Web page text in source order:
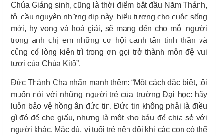
Chúa Giáng sinh, cũng là thời điểm bắt đầu Năm Thánh,
tôi cầu nguyện những dịp này, biểu tượng cho cuộc sống
mới, hy vọng và hoà giải, sẽ mang đến cho mỗi người
trong anh chị em những cơ hội canh tân tinh thần và
củng cố lòng kiên trì trong ơn gọi trở thành môn đệ vui
tươi của Chúa Kitô”.
Đức Thánh Cha nhấn mạnh thêm: “Một cách đặc biệt, tôi
muốn nói với những người trẻ của trường Đại học: hãy
luôn bảo vệ hồng ân đức tin. Đức tin không phải là điều
gì đó để che giấu, nhưng là một kho báu để chia sẻ với
người khác. Mặc dù, vì tuổi trẻ nên đôi khi các con có thể